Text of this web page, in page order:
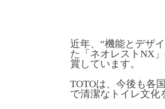
近年、“機能とデザ
た「ネオレストNX
賞しています。
TOTOは、今後も各
で清潔なトイレ文化